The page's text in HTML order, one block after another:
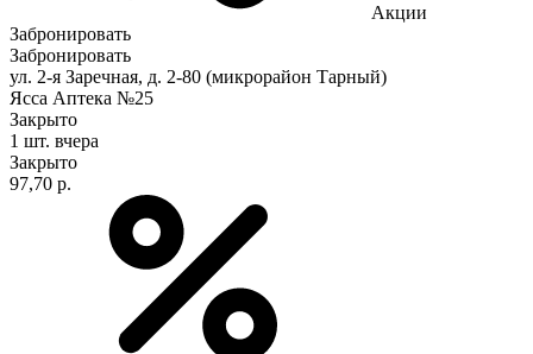
Акции
Забронировать
Забронировать
ул. 2-я Заречная, д. 2-80 (микрорайон Тарный)
Ясса Аптека №25
Закрыто
1 шт. вчера
Закрыто
97,70 р.